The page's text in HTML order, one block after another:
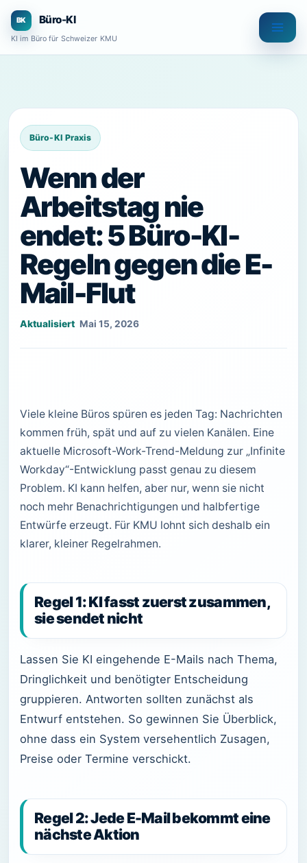
Zum
Inhalt
springen
Büro-KI
KI im Büro für Schweizer KMU
Wenn der
Arbeitstag nie
endet: 5 Büro-KI-
Regeln gegen die E-
Mail-Flut
Mai 15, 2026
Viele kleine Büros spüren es jeden Tag: Nachrichten
kommen früh, spät und auf zu vielen Kanälen. Eine
aktuelle Microsoft-Work-Trend-Meldung zur „Infinite
Workday“-Entwicklung passt genau zu diesem
Problem. KI kann helfen, aber nur, wenn sie nicht
noch mehr Benachrichtigungen und halbfertige
Entwürfe erzeugt. Für KMU lohnt sich deshalb ein
klarer, kleiner Regelrahmen.
Regel 1: KI fasst zuerst zusammen,
sie sendet nicht
Lassen Sie KI eingehende E-Mails nach Thema,
Dringlichkeit und benötigter Entscheidung
gruppieren. Antworten sollten zunächst als
Entwurf entstehen. So gewinnen Sie Überblick,
ohne dass ein System versehentlich Zusagen,
Preise oder Termine verschickt.
Regel 2: Jede E-Mail bekommt eine
nächste Aktion